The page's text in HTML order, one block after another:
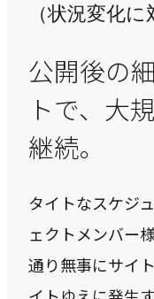
（状況変化に
公開後の
トで、大
継続。
タイトなスケジ
ェクトメンバー
通り無事にサイ